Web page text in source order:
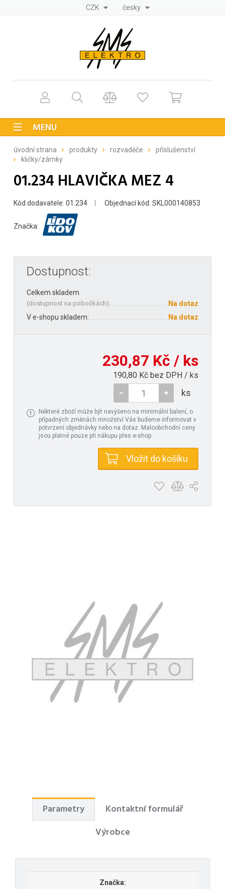
CZK česky
MENU
úvodní strana produkty rozvaděče
příslušenství
kličky/zámky
01.234 HLAVIČKA MEZ 4
Kód dodavatele: 01.234 Objednací kód: SKL000140853
Značka:
Dostupnost:
Celkem skladem
(dostupnost na pobočkách):
Na dotaz
V e-shopu skladem:
Na dotaz
230,87 Kč / ks
190,80 Kč bez DPH / ks
ks
Některé zboží může být navýšeno na minimální balení, o
případných změnách množství Vás budeme informovat v
potvrzení objednávky nebo na dotaz. Maloobchodní ceny
jsou platné pouze při nákupu přes e-shop.
Vložit do košíku
Parametry
Kontaktní formulář
Výrobce
Značka: